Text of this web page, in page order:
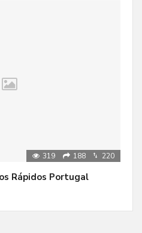
319 188 220
Rápidos Portugal